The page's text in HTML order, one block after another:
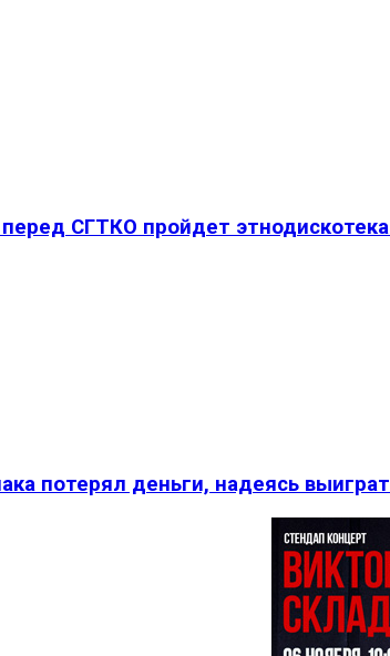
СГТКО пройдет
потерял деньги, надеясь